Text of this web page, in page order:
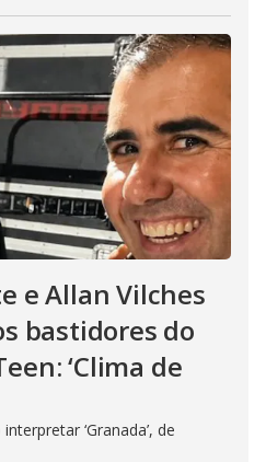
e Allan Vilches
bastidores do
‘Clima de
‘Granada’, de